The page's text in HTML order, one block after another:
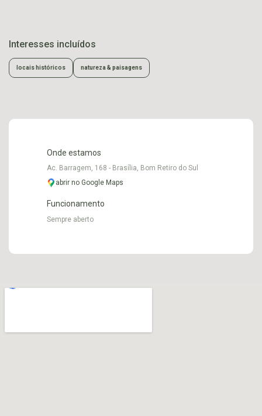
Interesses incluídos
locais históricos natureza & paisagens
Onde estamos
Ac. Barragem, 168 - Brasília, Bom Retiro do Sul
abrir no Google Maps
Funcionamento
Sempre aberto